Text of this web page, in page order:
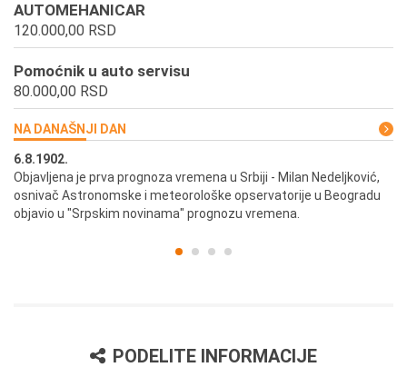
AUTOMEHANICAR
120.000,00 RSD
Pomoćnik u auto servisu
80.000,00 RSD
NA DANAŠNJI DAN
6.8.1902.
Objavljena je prva prognoza vremena u Srbiji - Milan Nedeljković,
osnivač Astronomske i meteorološke opservatorije u Beogradu
objavio u "Srpskim novinama" prognozu vremena.
PODELITE INFORMACIJE